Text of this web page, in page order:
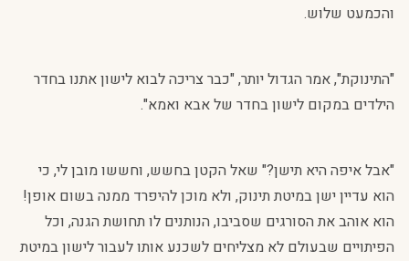
והכמעט שלוש.
"התינוקת", אמר הגדול יותר, "כבר צריכה לבוא לישון אתנו בחדר
הילדים במקום לישון בחדר של אבא ואמא".
"אבל איפה היא תישן?" שאל הקטן בחשש, וחששו מובן לי, כי
הוא עדיין ישן במיטת תינוק, ולא מוכן להיפרד ממנה בשום אופן!
הוא אוהב את הסורגים שסביבו, הנותנים לו תחושת הגנה, וכל
הפיתויים שבעולם לא מצליחים לשכנע אותו לעבור לישון במיטת